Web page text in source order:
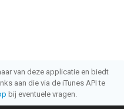
van deze applicatie en biedt
aan die via de iTunes API te
bij eventuele vragen.